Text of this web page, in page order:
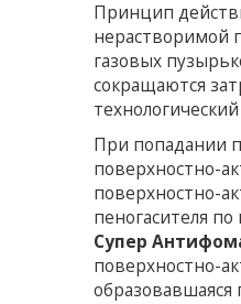
Принцип
нерастворимой
газовых
сокращаются
При попадании
поверхностно-
поверхностно-
пеногасителя
Супер
поверхностно-
образовавшаяся